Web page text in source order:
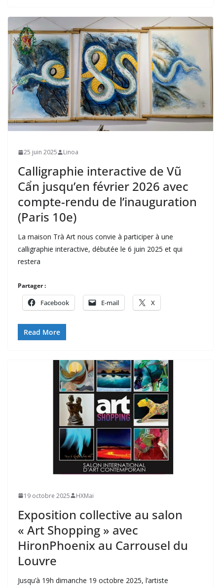
25 juin 2025 Linoa
Calligraphie interactive de Vũ
Cẩn jusqu’en février 2026 avec
compte-rendu de l’inauguration
(Paris 10e)
La maison Trà Art nous convie à participer à une
calligraphie interactive, débutée le 6 juin 2025 et qui
restera
Partager :
Facebook E-mail X
Read More
19 octobre 2025 HXMai
Exposition collective au salon
« Art Shopping » avec
HironPhoenix au Carrousel du
Louvre
Jusqu’à 19h dimanche 19 octobre 2025, l’artiste